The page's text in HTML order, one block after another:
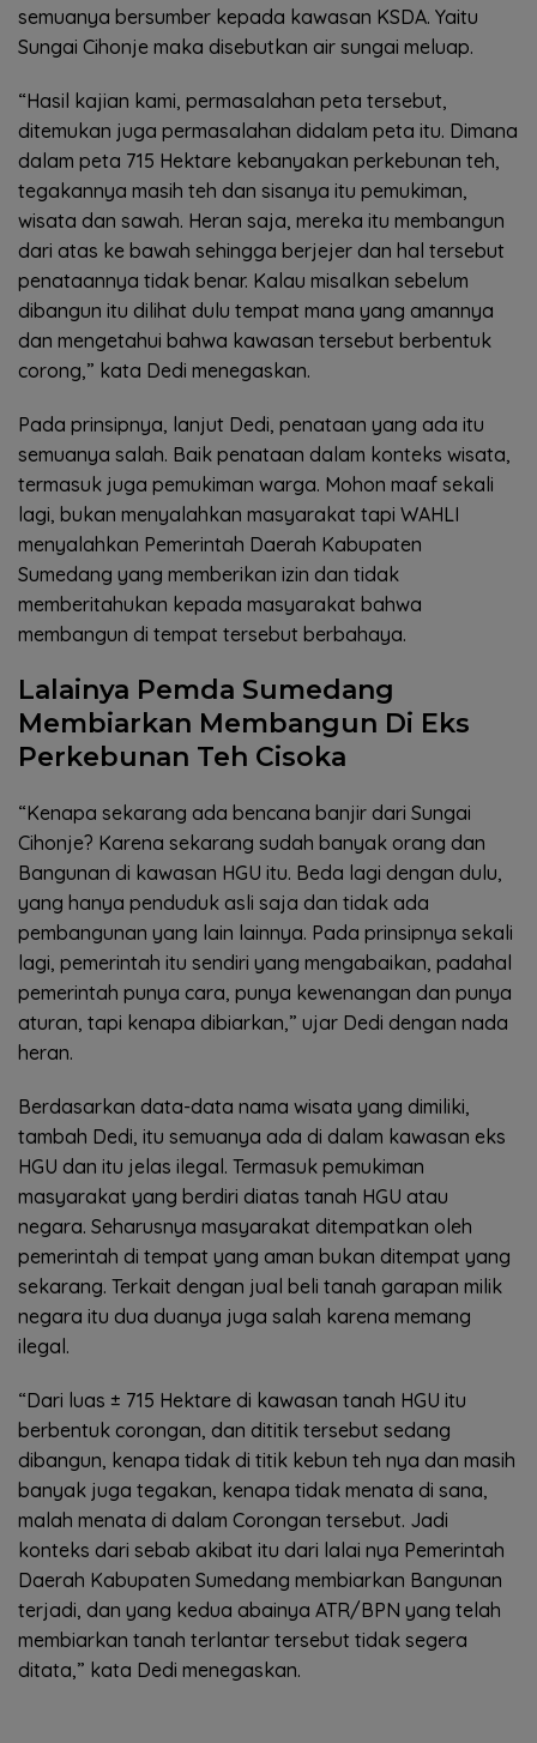
semuanya bersumber kepada kawasan KSDA. Yaitu
Sungai Cihonje maka disebutkan air sungai meluap.
“Hasil kajian kami, permasalahan peta tersebut,
ditemukan juga permasalahan didalam peta itu. Dimana
dalam peta 715 Hektare kebanyakan perkebunan teh,
tegakannya masih teh dan sisanya itu pemukiman,
wisata dan sawah. Heran saja, mereka itu membangun
dari atas ke bawah sehingga berjejer dan hal tersebut
penataannya tidak benar. Kalau misalkan sebelum
dibangun itu dilihat dulu tempat mana yang amannya
dan mengetahui bahwa kawasan tersebut berbentuk
corong,” kata Dedi menegaskan.
Pada prinsipnya, lanjut Dedi, penataan yang ada itu
semuanya salah. Baik penataan dalam konteks wisata,
termasuk juga pemukiman warga. Mohon maaf sekali
lagi, bukan menyalahkan masyarakat tapi WAHLI
menyalahkan Pemerintah Daerah Kabupaten
Sumedang yang memberikan izin dan tidak
memberitahukan kepada masyarakat bahwa
membangun di tempat tersebut berbahaya.
Lalainya Pemda Sumedang
Membiarkan Membangun Di Eks
Perkebunan Teh Cisoka
“Kenapa sekarang ada bencana banjir dari Sungai
Cihonje? Karena sekarang sudah banyak orang dan
Bangunan di kawasan HGU itu. Beda lagi dengan dulu,
yang hanya penduduk asli saja dan tidak ada
pembangunan yang lain lainnya. Pada prinsipnya sekali
lagi, pemerintah itu sendiri yang mengabaikan, padahal
pemerintah punya cara, punya kewenangan dan punya
aturan, tapi kenapa dibiarkan,” ujar Dedi dengan nada
heran.
Berdasarkan data-data nama wisata yang dimiliki,
tambah Dedi, itu semuanya ada di dalam kawasan eks
HGU dan itu jelas ilegal. Termasuk pemukiman
masyarakat yang berdiri diatas tanah HGU atau
negara. Seharusnya masyarakat ditempatkan oleh
pemerintah di tempat yang aman bukan ditempat yang
sekarang. Terkait dengan jual beli tanah garapan milik
negara itu dua duanya juga salah karena memang
ilegal.
“Dari luas ± 715 Hektare di kawasan tanah HGU itu
berbentuk corongan, dan dititik tersebut sedang
dibangun, kenapa tidak di titik kebun teh nya dan masih
banyak juga tegakan, kenapa tidak menata di sana,
malah menata di dalam Corongan tersebut. Jadi
konteks dari sebab akibat itu dari lalai nya Pemerintah
Daerah Kabupaten Sumedang membiarkan Bangunan
terjadi, dan yang kedua abainya ATR/BPN yang telah
membiarkan tanah terlantar tersebut tidak segera
ditata,” kata Dedi menegaskan.